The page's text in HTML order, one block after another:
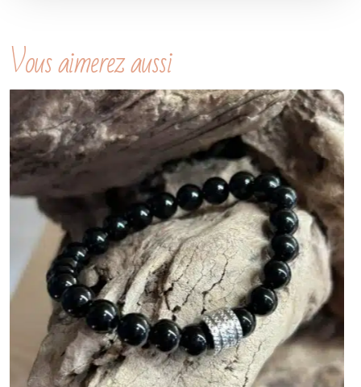
Vous aimerez aussi